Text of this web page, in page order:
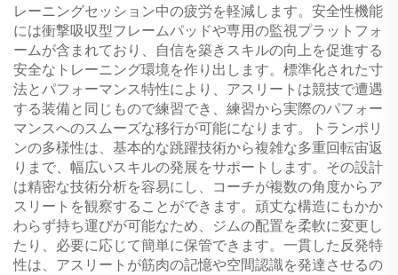
レーニングセッション中の疲労を軽減します。安全性機能
には衝撃吸収型フレームパッドや専用の監視プラットフォ
ームが含まれており、自信を築きスキルの向上を促進する
安全なトレーニング環境を作り出します。標準化された寸
法とパフォーマンス特性により、アスリートは競技で遭遇
する装備と同じもので練習でき、練習から実際のパフォー
マンスへのスムーズな移行が可能になります。トランポリ
ンの多様性は、基本的な跳躍技術から複雑な多重回転宙返
りまで、幅広いスキルの発展をサポートします。その設計
は精密な技術分析を容易にし、コーチが複数の角度からア
スリートを観察することができます。頑丈な構造にもかか
わらず持ち運びが可能なため、ジムの配置を柔軟に変更し
たり、必要に応じて簡単に保管できます。一貫した反発特
性は、アスリートが筋肉の記憶や空間認識を発達させるの